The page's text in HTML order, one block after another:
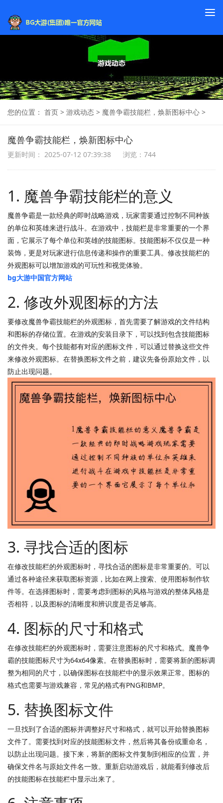
您的位置： 首页 > 游戏动态 > 魔兽争霸技能栏，焕新图标中心 >
魔兽争霸技能栏，焕新图标中心
更新时间： 2025-07-12 07:39:38 浏览：744
1. 魔兽争霸技能栏的意义
魔兽争霸是一款经典的即时战略游戏，玩家需要通过控制不同种族
的单位和英雄来进行战斗。在游戏中，技能栏是非常重要的一个界
面，它展示了每个单位和英雄的技能图标。技能图标不仅仅是一种
装饰，更是对玩家进行信息传递和操作的重要工具。修改技能栏的
外观图标可以增加游戏的可玩性和视觉体验。
bg大游中国官方网站
2. 修改外观图标的方法
要修改魔兽争霸技能栏的外观图标，首先需要了解游戏的文件结构
和图标的存储位置。在游戏的安装目录下，可以找到包含技能图标
的文件夹。每个技能都有对应的图标文件，可以通过替换这些文件
来修改外观图标。在替换图标文件之前，建议先备份原始文件，以
防止出现问题。
3. 寻找合适的图标
在修改技能栏的外观图标时，寻找合适的图标是非常重要的。可以
通过各种途径来获取图标资源，比如在网上搜索、使用图标制作软
件等。在选择图标时，需要考虑到图标的风格与游戏的整体风格是
否相符，以及图标的清晰度和辨识度是否足够高。
4. 图标的尺寸和格式
在修改技能栏的外观图标时，需要注意图标的尺寸和格式。魔兽争
霸的技能图标尺寸为64x64像素。在替换图标时，需要将新的图标调
整为相同的尺寸，以确保图标在技能栏中的显示效果正常。图标的
格式也需要与游戏兼容，常见的格式有PNG和BMP。
5. 替换图标文件
一旦找到了合适的图标并调整好尺寸和格式，就可以开始替换图标
文件了。需要找到对应的技能图标文件，然后将其备份或重命名，
以防止出现问题。接下来，将新的图标文件复制到相应的位置，并
确保文件名与原始文件名一致。重新启动游戏后，就能看到修改后
的技能图标在技能栏中显示出来了。